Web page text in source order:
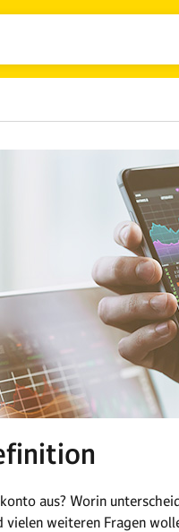
aus? Worin
weiteren Fragen